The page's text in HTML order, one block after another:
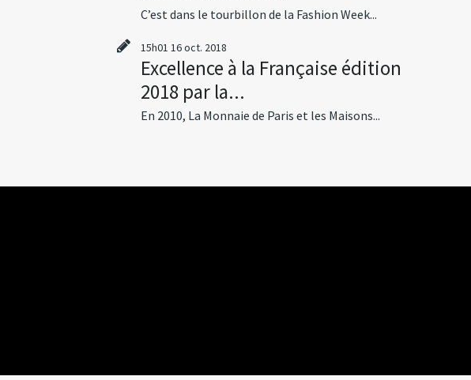
C’est dans le tourbillon de la Fashion Week...
15h01 16oct. 2018
Excellence à la Française édition
2018 par la...
En 2010, La Monnaie de Paris et les Maisons...